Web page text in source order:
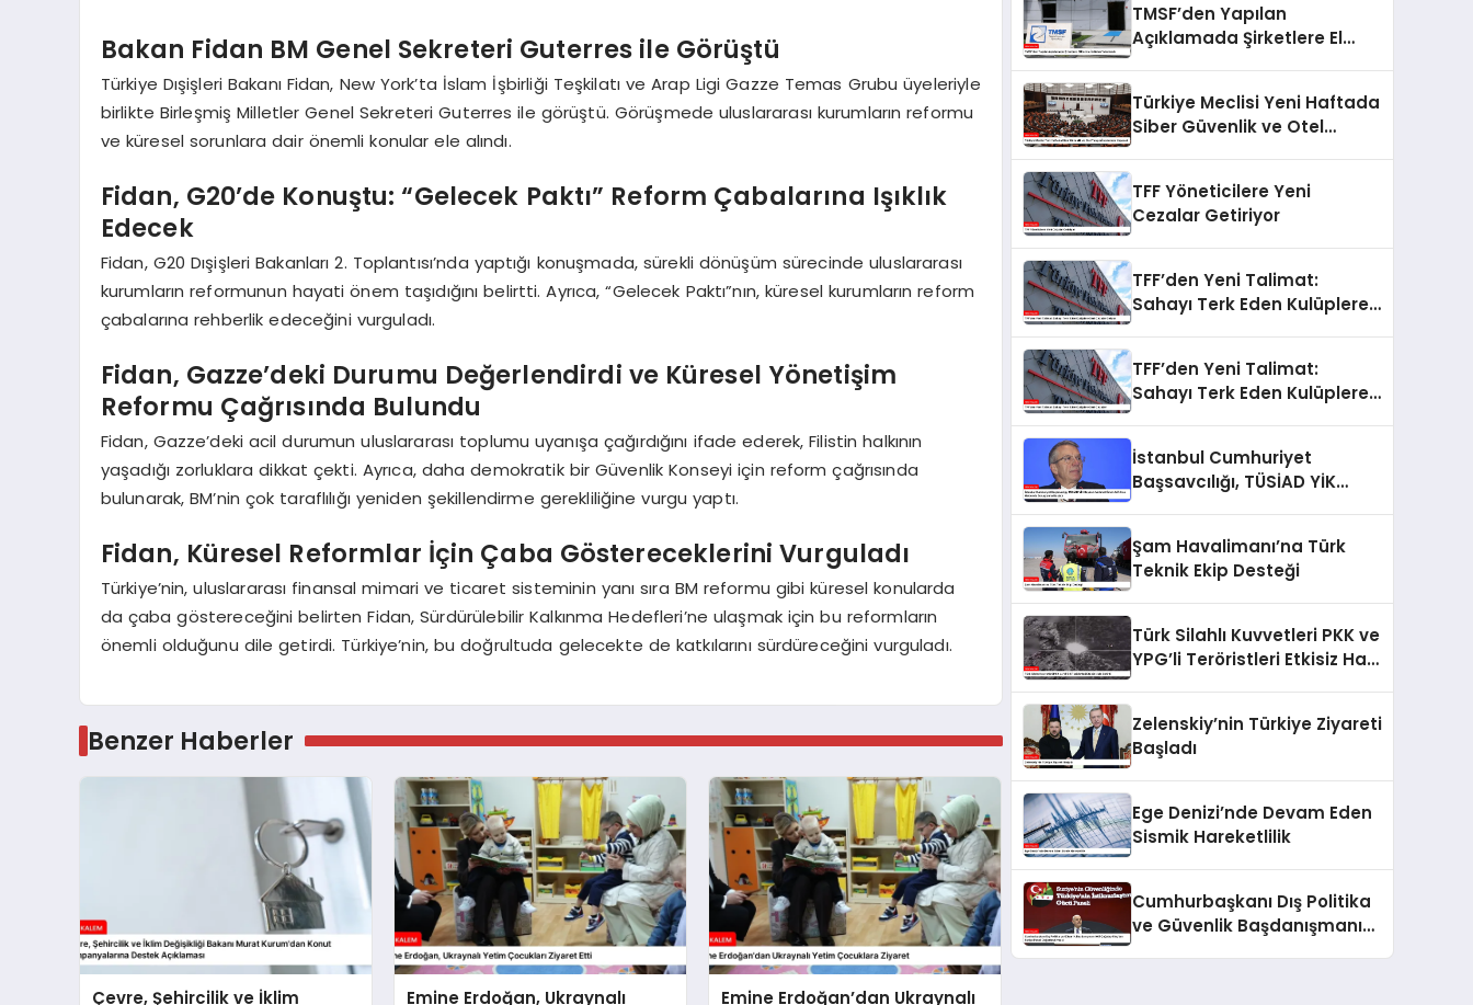
Bakan Fidan BM Genel Sekreteri Guterres ile Görüştü
Türkiye Dışişleri Bakanı Fidan, New York’ta İslam İşbirliği Teşkilatı ve Arap Ligi Gazze Temas Grubu üyeleriyle
birlikte Birleşmiş Milletler Genel Sekreteri Guterres ile görüştü. Görüşmede uluslararası kurumların reformu
ve küresel sorunlara dair önemli konular ele alındı.
Fidan, G20’de Konuştu: “Gelecek Paktı” Reform Çabalarına Işıklık
Edecek
Fidan, G20 Dışişleri Bakanları 2. Toplantısı’nda yaptığı konuşmada, sürekli dönüşüm sürecinde uluslararası
kurumların reformunun hayati önem taşıdığını belirtti. Ayrıca, “Gelecek Paktı”nın, küresel kurumların reform
çabalarına rehberlik edeceğini vurguladı.
Fidan, Gazze’deki Durumu Değerlendirdi ve Küresel Yönetişim
Reformu Çağrısında Bulundu
Fidan, Gazze’deki acil durumun uluslararası toplumu uyanışa çağırdığını ifade ederek, Filistin halkının
yaşadığı zorluklara dikkat çekti. Ayrıca, daha demokratik bir Güvenlik Konseyi için reform çağrısında
bulunarak, BM’nin çok taraflılığı yeniden şekillendirme gerekliliğine vurgu yaptı.
Fidan, Küresel Reformlar İçin Çaba Göstereceklerini Vurguladı
Türkiye’nin, uluslararası finansal mimari ve ticaret sisteminin yanı sıra BM reformu gibi küresel konularda
da çaba göstereceğini belirten Fidan, Sürdürülebilir Kalkınma Hedefleri’ne ulaşmak için bu reformların
önemli olduğunu dile getirdi. Türkiye’nin, bu doğrultuda gelecekte de katkılarını sürdüreceğini vurguladı.
Benzer Haberler
Çevre, Şehircilik ve İklim Emine Erdoğan, Ukraynalı Emine Erdoğan’dan Ukraynalı
TMSF’den Yapılan
Açıklamada Şirketlere El
Türkiye Meclisi Yeni Haftada
Siber Güvenlik ve Otel
TFF Yöneticilere Yeni
Cezalar Getiriyor
TFF’den Yeni Talimat:
Sahayı Terk Eden Kulüplere
TFF’den Yeni Talimat:
Sahayı Terk Eden Kulüplere
İstanbul Cumhuriyet
Başsavcılığı, TÜSİAD YİK
Başlattı
Şam Havalimanı’na Türk
Teknik Ekip Desteği
Türk Silahlı Kuvvetleri PKK ve
YPG’li Teröristleri Etkisiz Hale
Zelenskiy’nin Türkiye Ziyareti
Başladı
Ege Denizi’nde Devam Eden
Sismik Hareketlilik
Cumhurbaşkanı Dış Politika
ve Güvenlik Başdanışmanı